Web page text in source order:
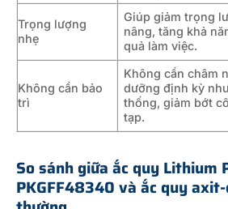
Trọng lượng
nhẹ
Giúp giảm trọng
nâng, tăng khả
quả làm việc.
Không cần bảo
trì
Không cần châm
dưỡng định kỳ
thống, giảm bớt
tạp.
So sánh giữa ắc quy Lithium
PKGFF48340 và ắc quy